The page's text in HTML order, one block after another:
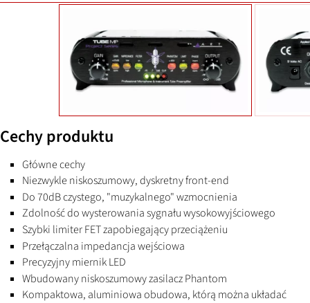
Cechy produktu
Główne cechy
Niezwykle niskoszumowy, dyskretny front-end
Do 70dB czystego, "muzykalnego" wzmocnienia
Zdolność do wysterowania sygnału wysokowyjściowego
Szybki limiter FET zapobiegający przeciążeniu
Przełączalna impedancja wejściowa
Precyzyjny miernik LED
Wbudowany niskoszumowy zasilacz Phantom
Kompaktowa, aluminiowa obudowa, którą można układać